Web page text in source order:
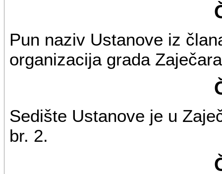
Pun naziv Ustanove iz
organizacija grada
Sedište Ustanove je u
br. 2.